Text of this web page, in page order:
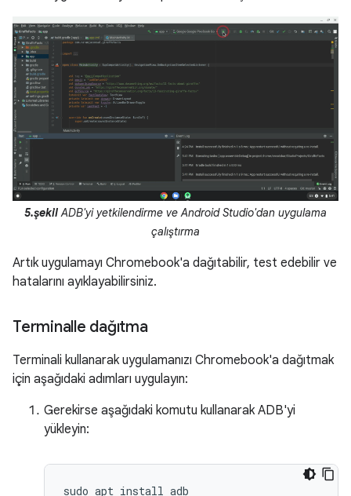
5.şekilADB'yi yetkilendirme ve Android Studio'dan uygulama
çalıştırma
Artık uygulamayı Chromebook'a dağıtabilir, test edebilir ve
hatalarını ayıklayabilirsiniz.
Terminalle dağıtma
Terminali kullanarak uygulamanızı Chromebook'a dağıtmak
için aşağıdaki adımları uygulayın:
Gerekirse aşağıdaki komutu kullanarak ADB'yi
yükleyin: